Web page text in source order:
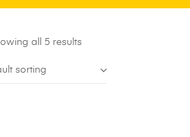
all 5 results
sorting